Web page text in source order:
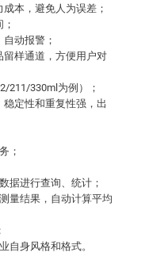
本，避免人为误差；
动报警；
留样通道，方便用户对
211/330ml为例）；
定性和重复性强，出
；
据进行查询、统计；
量结果，自动计算平均
自身风格和格式。